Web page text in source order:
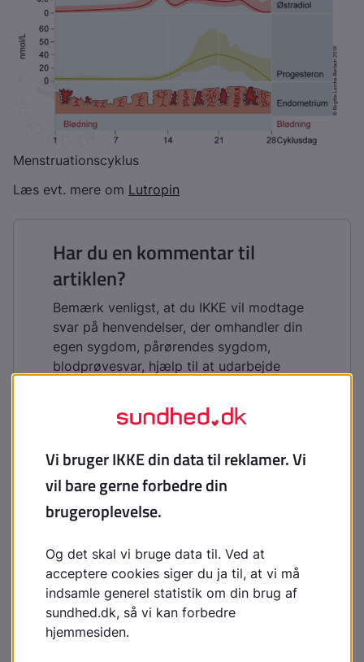
Menstruationscyklus
Læs evt. mere om Lutropin
Har du en kommentar til
artiklen?
Bemærk venligst, at du IKKE vil modtage
svar på henvendelser, der omhandler din
egen sygdom, pårørendes sygdom,
blodprøvesvar, hjælp til at udarbejde
Indhold leveret af
Lægehåndbogen
Lægehåndbogen
Kristianiagade 12
2100 København Ø
Disclaimer :Lægehåndbogen